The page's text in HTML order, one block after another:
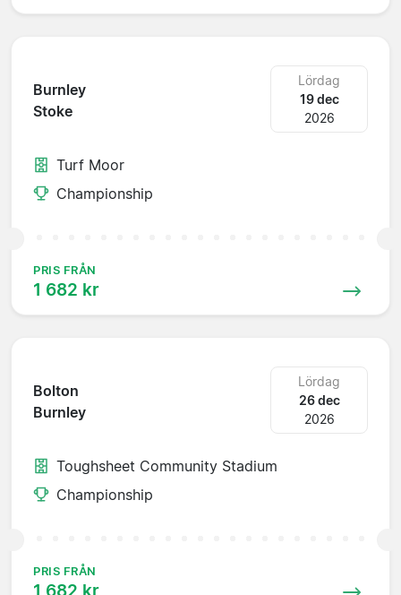
Burnley
Stoke
Lördag
19 dec
2026
Turf Moor
Championship
PRIS FRÅN
1 682 kr
Bolton
Burnley
Lördag
26 dec
2026
Toughsheet Community Stadium
Championship
PRIS FRÅN
1 682 kr